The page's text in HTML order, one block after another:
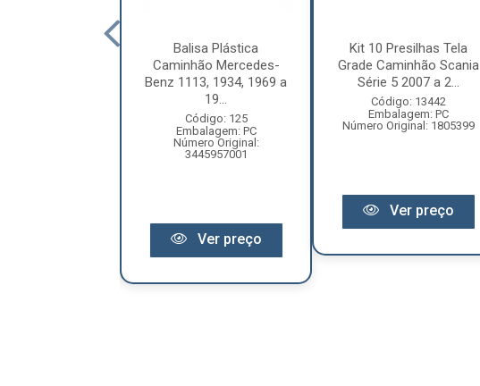
Balisa Plástica
Caminhão Mercedes-
Benz 1113, 1934, 1969 a
19...
Código: 125
Embalagem: PC
Número Original:
3445957001
Ver preço
Kit 10 Presilhas Tela
Grade Caminhão Scania
Série 5 2007 a 2...
Código: 13442
Embalagem: PC
Número Original: 1805399
Ver preço